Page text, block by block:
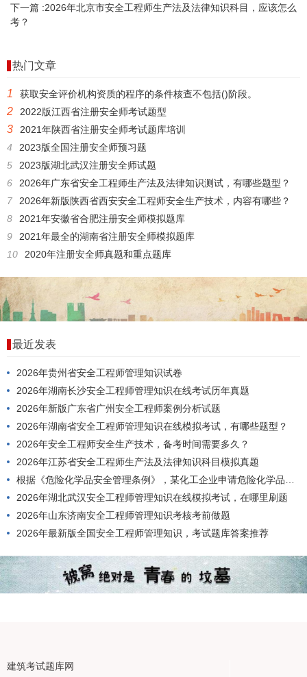
下一篇 :2026年北京市安全工程师生产法及法律知识科目，应该怎么
考？
热门文章
1 获取安全评价机构资质的程序的条件核查不包括()阶段。
2 2022版江西省注册安全师考试题型
3
2021年陕西省注册安全师考试题库培训
4
2023版全国注册安全师预习题
5
2023版湖北武汉注册安全师试题
6
2026年广东省安全工程师生产法及法律知识测试，有哪些题型？
7
2026年新版陕西省西安安全工程师安全生产技术，内容有哪些？
8
2021年安徽省合肥注册安全师模拟题库
9
2021年最全的湖南省注册安全师模拟题库
10
2020年注册安全师真题和重点题库
最近发表
2026年贵州省安全工程师管理知识试卷
2026年湖南长沙安全工程师管理知识在线考试历年真题
2026年新版广东省广州安全工程师案例分析试题
2026年湖南省安全工程师管理知识在线模拟考试，有哪些题型？
2026年安全工程师安全生产技术，备考时间需要多久？
2026年江苏省安全工程师生产法及法律知识科目模拟真题
根据《危险化学品安全管理条例》，某化工企业申请危险化学品安全使用许可证，应当具备的条件有()。
2026年湖北武汉安全工程师管理知识在线模拟考试，在哪里刷题
2026年山东济南安全工程师管理知识考核考前做题
2026年最新版全国安全工程师管理知识，考试题库答案推荐
建筑考试题库网